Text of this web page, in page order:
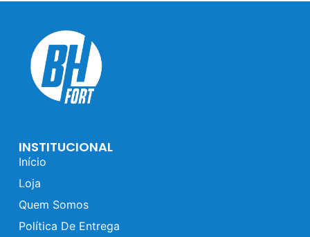
INSTITUCIONAL
Início
Loja
Quem Somos
Política De Entrega